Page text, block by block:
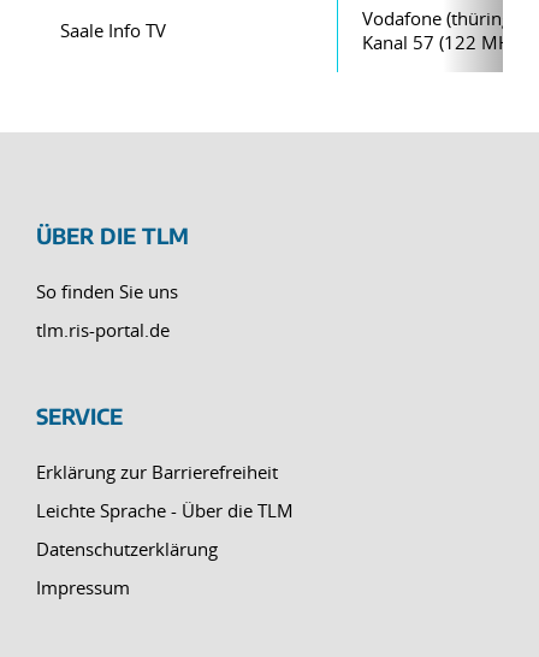
Saale Info TV
Vodafone
Kanal 57 (122 MHz)
ÜBER DIE TLM
So finden Sie uns
tlm.ris-portal.de
SERVICE
Erklärung zur Barrierefreiheit
Leichte Sprache - Über die TLM
Datenschutzerklärung
Impressum